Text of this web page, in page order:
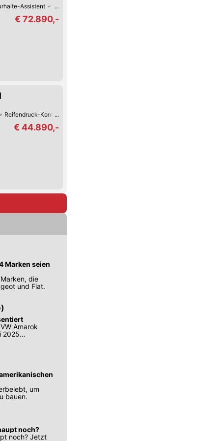
Assistent Sitz-Belüftung
€ 72.890,-
Reifendruck-Kontrolle
€ 44.890,-
Marken seien
die
und Fiat.
Amarok
2025
um
bauen.
noch?
noch? Jetzt